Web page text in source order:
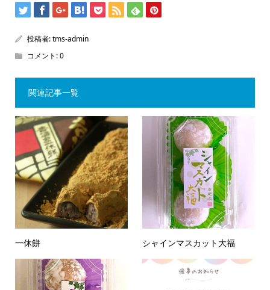
投稿者:tms-admin
コメント:0
関連記事一覧
一休餅 シャインマスカット大福